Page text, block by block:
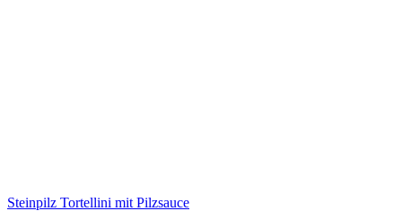
Steinpilz Tortellini mit Pilzsauce